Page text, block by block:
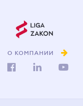
О КОМПАНИИ